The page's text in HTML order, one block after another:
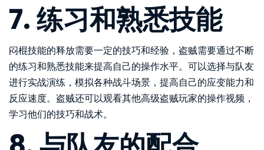
7. 练习和熟悉技能
闷棍技能的释放需要一定的技巧和经验，盗贼需要通过不断
的练习和熟悉技能来提高自己的操作水平。可以选择与队友
进行实战演练，模拟各种战斗场景，提高自己的应变能力和
反应速度。盗贼还可以观看其他高级盗贼玩家的操作视频，
学习他们的技巧和战术。